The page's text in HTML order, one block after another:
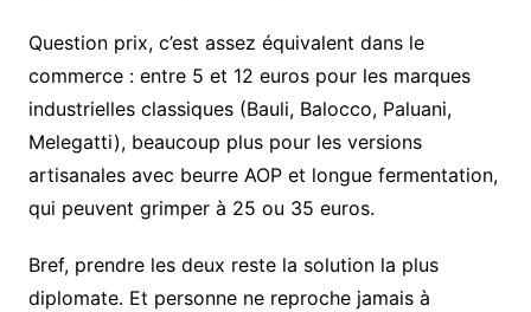
Question prix, c’est assez équivalent dans le
commerce : entre 5 et 12 euros pour les marques
industrielles classiques (Bauli, Balocco, Paluani,
Melegatti), beaucoup plus pour les versions
artisanales avec beurre AOP et longue fermentation,
qui peuvent grimper à 25 ou 35 euros.
Bref, prendre les deux reste la solution la plus
diplomate. Et personne ne reproche jamais à